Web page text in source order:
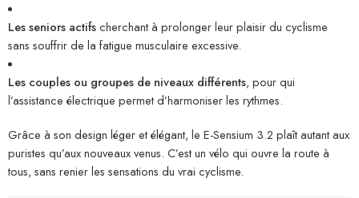
Les seniors actifscherchant à prolonger leur plaisir du cyclisme
sans souffrir de la fatigue musculaire excessive.
Les couples ou groupes de niveaux différents, pour qui
l’assistance électrique permet d’harmoniser les rythmes.
Grâce à son design léger et élégant, le E-Sensium 3.2 plaît autant aux
puristes qu’aux nouveaux venus. C’est un vélo qui ouvre la route à
tous, sans renier les sensations du vrai cyclisme.